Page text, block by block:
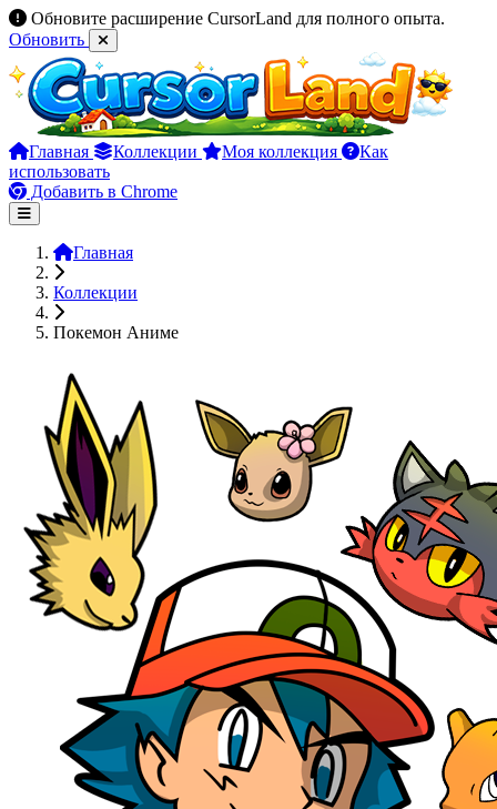
Обновите расширение CursorLand для полного опыта.
Обновить
Главная Коллекции Моя коллекция
Как
использовать
Добавить в Chrome
Главная
Коллекции
Покемон Аниме